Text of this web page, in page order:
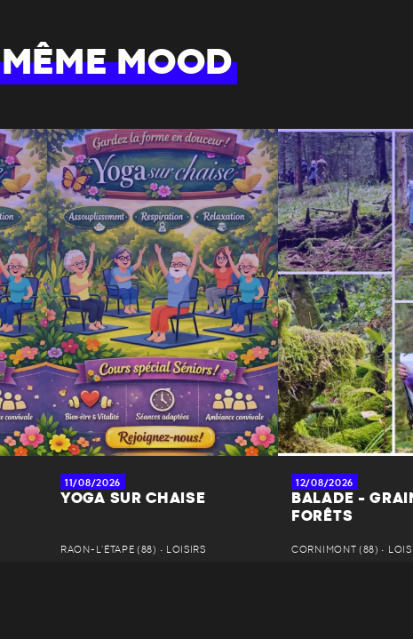
MÊME MOOD
11/08/2026
YOGA SUR CHAISE
RAON-L'ÉTAPE (88) • LOISIRS
12/08/2026
BALADE -
FORÊTS
CORNIMONT (88) •